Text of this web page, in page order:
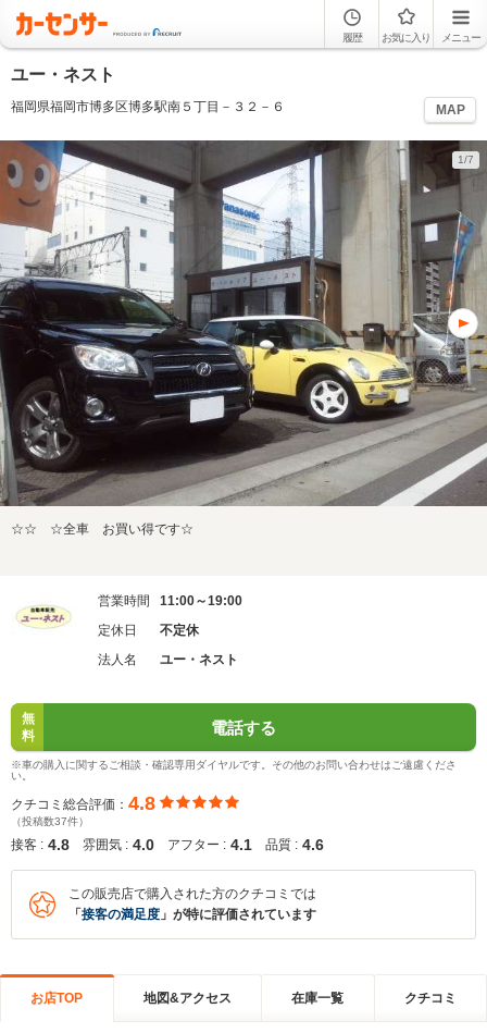
履歴 お気に入り メニュー
ユー・ネスト
福岡県福岡市博多区博多駅南５丁目－３２－６ MAP
1/7
☆☆ ☆全車 お買い得です☆
営業時間
11:00～19:00
定休日
不定休
法人名
ユー・ネスト
無
料
電話する
※車の購入に関するご相談・確認専用ダイヤルです。その他のお問い合わせはご遠慮くださ
い。
クチコミ総合評価： 4.8
（投稿数37件）
接客 : 4.8 雰囲気 : 4.0 アフター : 4.1 品質 : 4.6
この販売店で購入された方のクチコミでは
「 接客の満足度 」が特に評価されています
お店TOP 地図&アクセス 在庫一覧 クチコミ